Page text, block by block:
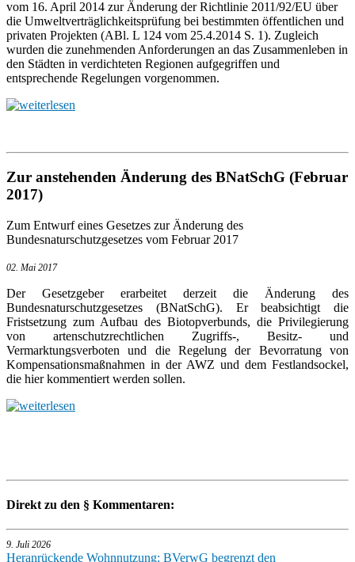
vom 16. April 2014 zur Änderung der Richtlinie 2011/92/EU über
die Umweltverträglichkeitsprüfung bei bestimmten öffentlichen und
privaten Projekten (ABl. L 124 vom 25.4.2014 S. 1). Zugleich
wurden die zunehmenden Anforderungen an das Zusammenleben in
den Städten in verdichteten Regionen aufgegriffen und
entsprechende Regelungen vorgenommen.
Zur anstehenden Änderung des BNatSchG (Februar
2017)
Zum Entwurf eines Gesetzes zur Änderung des
Bundesnaturschutzgesetzes vom Februar 2017
02. Mai 2017
Der Gesetzgeber erarbeitet derzeit die Änderung des
Bundesnaturschutzgesetzes (BNatSchG). Er beabsichtigt die
Fristsetzung zum Aufbau des Biotopverbunds, die Privilegierung
von artenschutzrechtlichen Zugriffs-, Besitz- und
Vermarktungsverboten und die Regelung der Bevorratung von
Kompensationsmaßnahmen in der AWZ und dem Festlandsockel,
die hier kommentiert werden sollen.
Direkt zu den § Kommentaren:
9. Juli 2026
Heranrückende Wohnnutzung: BVerwG begrenzt den